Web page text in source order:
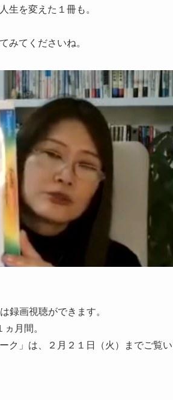
生を変えた１冊も。
みてくださいね。
録画視聴ができます。
月間。
ク」は、２月２１日（火）までご覧い